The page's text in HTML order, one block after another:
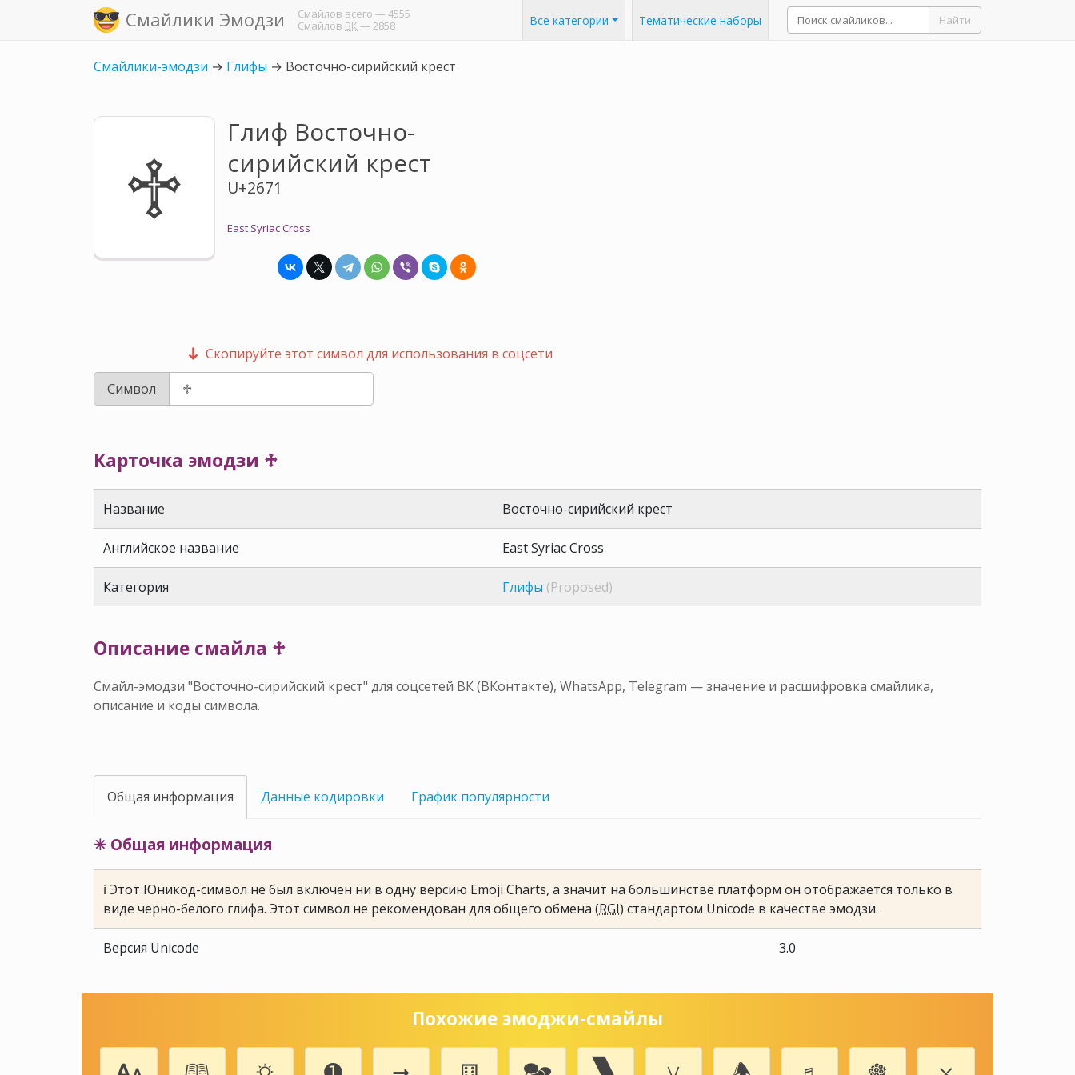
Смайлики Эмодзи Смайлов всего — 4555
Смайлов ВК — 2858 Все категории Тематические наборы Найти
Смайлики-эмодзи → Глифы → Восточно-сирийский крест
♱
Глиф Восточно-
сирийский крест
U+2671
East Syriac Cross
Скопируйте этот символ для использования в соцсети
Символ
Карточка эмодзи ♱
Название Восточно-сирийский крест
Английское название East Syriac Cross
Категория Глифы (Proposed)
Описание смайла ♱
Смайл-эмодзи "Восточно-сирийский крест" для соцсетей ВК (ВКонтакте), WhatsApp, Telegram — значение и расшифровка смайлика,
описание и коды символа.
Общая информация Данные кодировки График популярности
✳ Общая информация
ℹ Этот Юникод-символ не был включен ни в одну версию Emoji Charts, а значит на большинстве платформ он отображается только в
виде черно-белого глифа. Этот символ не рекомендован для общего обмена (RGI) стандартом Unicode в качестве эмодзи.
Версия Unicode 3.0
Похожие эмоджи-смайлы